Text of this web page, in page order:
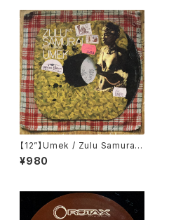
【12”】Umek / Zulu Samurai
(Recon Warriors) (RW1)
¥980